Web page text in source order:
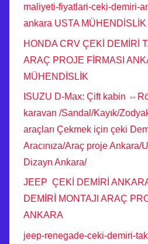
maliyeti-fiyatlari-ceki-demiri-
ankara USTA MÜHENDİSLİK
HONDA CRV ÇEKİ DEMİRİ
ARAÇ PROJE FİRMASI
MÜHENDİSLİK
ISUZU D-Max: Çift kabin
karavan /Sandal/Kayık/
araçları Çekmek için çeki
Aracınıza/Araç proje Ankara/
Dizayn Ankara/
JEEP ÇEKİ DEMİRİ
DEMİRİ MONTAJI ARAÇ
ANKARA
jeep-renegade-ceki-demiri-